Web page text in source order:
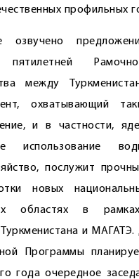
профильных
озвучено
пятилетней
между
охватывающий
и в частности,
использование
послужит
новых
областях в рамках
и
Программы
года очередное